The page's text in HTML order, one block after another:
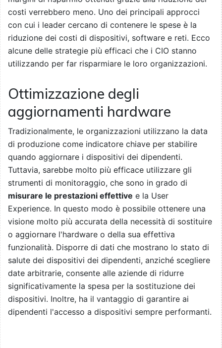
costi verrebbero meno. Uno dei principali approcci
con cui i leader cercano di contenere le spese è la
riduzione dei costi di dispositivi, software e reti. Ecco
alcune delle strategie più efficaci che i CIO stanno
utilizzando per far risparmiare le loro organizzazioni.
Ottimizzazione degli
aggiornamenti hardware
Tradizionalmente, le organizzazioni utilizzano la data
di produzione come indicatore chiave per stabilire
quando aggiornare i dispositivi dei dipendenti.
Tuttavia, sarebbe molto più efficace utilizzare gli
strumenti di monitoraggio, che sono in grado di
misurare le prestazioni effettive e la User
Experience. In questo modo è possibile ottenere una
visione molto più accurata della necessità di sostituire
o aggiornare l'hardware o della sua effettiva
funzionalità. Disporre di dati che mostrano lo stato di
salute dei dispositivi dei dipendenti, anziché scegliere
date arbitrarie, consente alle aziende di ridurre
significativamente la spesa per la sostituzione dei
dispositivi. Inoltre, ha il vantaggio di garantire ai
dipendenti l'accesso a dispositivi sempre performanti.